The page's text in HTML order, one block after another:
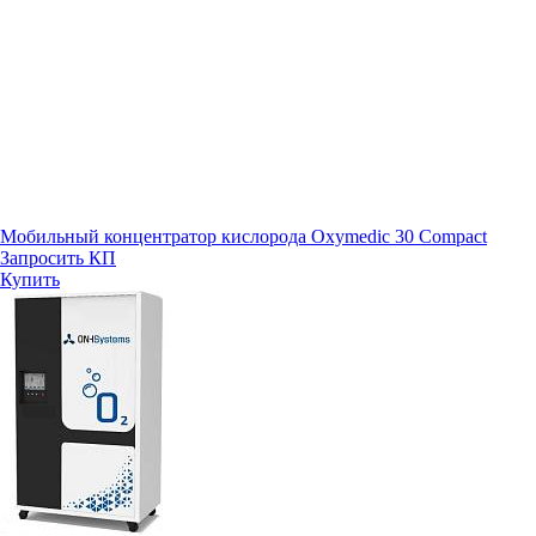
Мобильный концентратор кислорода Oxymedic 30 Compact
Запросить КП
Купить